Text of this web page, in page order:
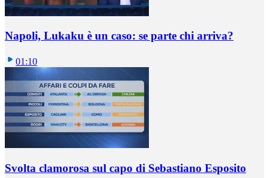
Napoli, Lukaku è un caso: se parte chi arriva?
01:10
Svolta clamorosa sul capo di Sebastiano Esposito